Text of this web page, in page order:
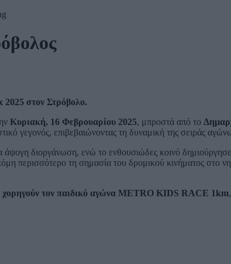
στον Στρόβολο.
Κυριακή, 16 Φεβρουαρίου 2025, μπροστά από το
γεγονός, επιβεβαιώνοντας τη δυναμική της σειράς
διοργάνωση, ενώ το ενθουσιώδες κοινό
περισσότερο τη σημασία του δρομικού κινήματος στο
τον παιδικό αγώνα METRO KIDS RACE 1km